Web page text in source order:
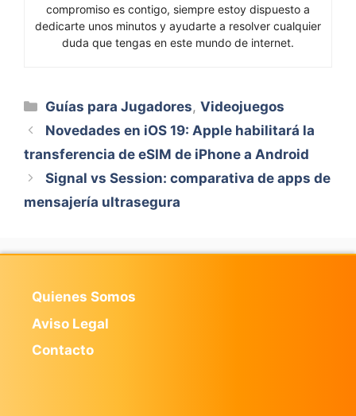
compromiso es contigo, siempre estoy dispuesto a
dedicarte unos minutos y ayudarte a resolver cualquier
duda que tengas en este mundo de internet.
Categorías
Guías para Jugadores,Videojuegos
Novedades en iOS 19: Apple habilitará la
transferencia de eSIM de iPhone a Android
Signal vs Session: comparativa de apps de
mensajería ultrasegura
Quienes Somos
Aviso Legal
Contacto